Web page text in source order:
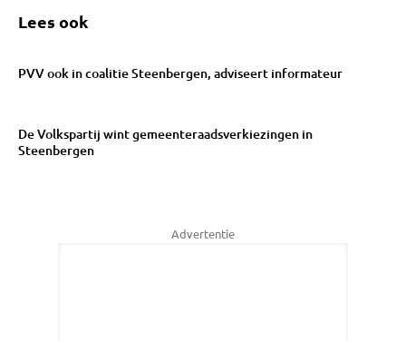
Lees ook
PVV ook in coalitie Steenbergen, adviseert informateur
De Volkspartij wint gemeenteraadsverkiezingen in
Steenbergen
Advertentie